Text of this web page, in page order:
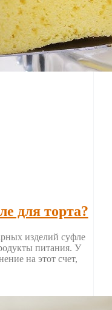
для торта?
изделий суфле
питания. У
на этот счет,